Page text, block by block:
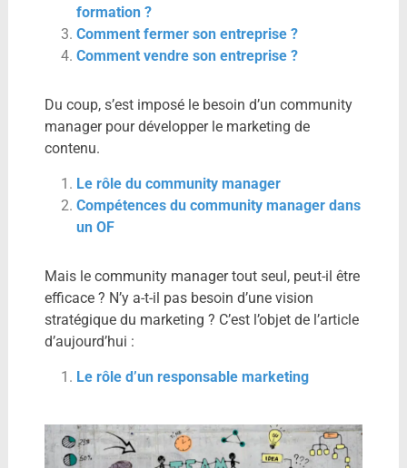
formation ?
Comment fermer son entreprise ?
Comment vendre son entreprise ?
Du coup, s’est imposé le besoin d’un community
manager pour développer le marketing de
contenu.
Le rôle du community manager
Compétences du community manager dans
un OF
Mais le community manager tout seul, peut-il être
efficace ? N’y a-t-il pas besoin d’une vision
stratégique du marketing ? C’est l’objet de l’article
d’aujourd’hui :
Le rôle d’un responsable marketing